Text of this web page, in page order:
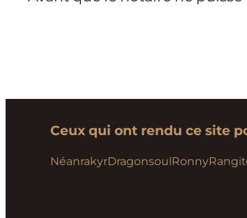
Ceux qui ont rendu ce site
NéanrakyrDragonsoulRonny